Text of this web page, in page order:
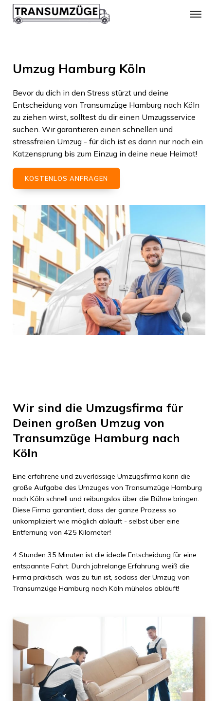
Umzug Hamburg Köln
Bevor du dich in den Stress stürzt und deine
Entscheidung von Transumzüge Hamburgnach Köln
zu ziehen wirst, solltest du dir einen Umzugsservice
suchen. Wir garantieren einen schnellen und
stressfreien Umzug - für dich ist es dann nur noch ein
Katzensprung bis zum Einzug in deine neue Heimat!
KOSTENLOS ANFRAGEN
Wir sind die Umzugsfirma für
Deinen großen Umzug von
Transumzüge Hamburg nach
Köln
Eine erfahrene und zuverlässige Umzugsfirma kann die
große Aufgabe des Umzuges von Transumzüge Hamburg
nach Köln schnell und reibungslos über die Bühne bringen.
Diese Firma garantiert, dass der ganze Prozess so
unkompliziert wie möglich abläuft - selbst über eine
Entfernung von 425 Kilometer!
4 Stunden 35 Minuten ist die ideale Entscheidung für eine
entspannte Fahrt. Durch jahrelange Erfahrung weiß die
Firma praktisch, was zu tun ist, sodass der Umzug von
Transumzüge Hamburg nach Köln mühelos abläuft!